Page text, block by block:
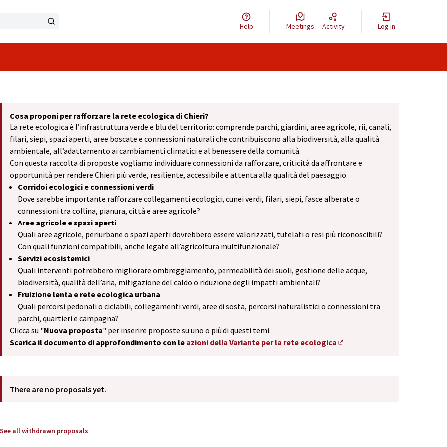
Help Meetings Activity Log in
Cosa proponi per rafforzare la rete ecologica di Chieri?
La rete ecologica è l’infrastruttura verde e blu del territorio: comprende parchi, giardini, aree agricole, rii, canali,
filari, siepi, spazi aperti, aree boscate e connessioni naturali che contribuiscono alla biodiversità, alla qualità
ambientale, all’adattamento ai cambiamenti climatici e al benessere della comunità.
Con questa raccolta di proposte vogliamo individuare connessioni da rafforzare, criticità da affrontare e
opportunità per rendere Chieri più verde, resiliente, accessibile e attenta alla qualità del paesaggio.
Corridoi ecologici e connessioni verdi
Dove sarebbe importante rafforzare collegamenti ecologici, cunei verdi, filari, siepi, fasce alberate o
connessioni tra collina, pianura, città e aree agricole?
Aree agricole e spazi aperti
Quali aree agricole, periurbane o spazi aperti dovrebbero essere valorizzati, tutelati o resi più riconoscibili?
Con quali funzioni compatibili, anche legate all’agricoltura multifunzionale?
Servizi ecosistemici
Quali interventi potrebbero migliorare ombreggiamento, permeabilità dei suoli, gestione delle acque,
biodiversità, qualità dell’aria, mitigazione del caldo o riduzione degli impatti ambientali?
Fruizione lenta e rete ecologica urbana
Quali percorsi pedonali o ciclabili, collegamenti verdi, aree di sosta, percorsi naturalistici o connessioni tra
parchi, quartieri e campagna?
Clicca su "Nuova proposta" per inserire proposte su uno o più di questi temi.
Scarica il documento di approfondimento con le azioni della Variante per la rete ecologica
There are no proposals yet.
See all withdrawn proposals